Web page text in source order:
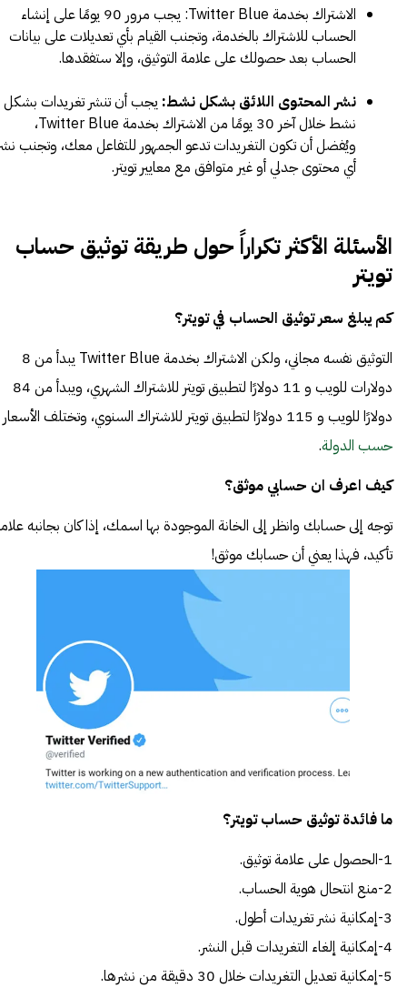
الاشتراك بخدمة Twitter Blue: يجب مرور 90 يومًا على إنشاء
الحساب للاشتراك بالخدمة، وتجنب القيام بأي تعديلات على بيانات
الحساب بعد حصولك على علامة التوثيق، وإلا ستفقدها.
نشر المحتوى اللائق بشكل نشط: يجب أن تنشر تغريدات بشكل
نشط خلال آخر 30 يومًا من الاشتراك بخدمة Twitter Blue،
ويُفضل أن تكون التغريدات تدعو الجمهور للتفاعل معك، وتجنب
أي محتوى جدلي أو غير متوافق مع معايير تويتر.
الأسئلة الأكثر تكراراً حول طريقة توثيق حساب
تويتر
كم يبلغ سعر توثيق الحساب في تويتر؟
التوثيق نفسه مجاني، ولكن الاشتراك بخدمة Twitter Blue يبدأ من 8
دولارات للويب و 11 دولارًا لتطبيق تويتر للاشتراك الشهري، ويبدأ من 84
دولارًا للويب و 115 دولارًا لتطبيق تويتر للاشتراك السنوي، وتختلف الأسعار
حسب الدولة.
كيف اعرف ان حسابي موثق؟
توجه إلى حسابك وانظر إلى الخانة الموجودة بها اسمك، إذا كان بجانبه
تأكيد، فهذا يعني أن حسابك موثق!
ما فائدة توثيق حساب تويتر؟
1-الحصول على علامة توثيق.
2-منع انتحال هوية الحساب.
3-إمكانية نشر تغريدات أطول.
4-إمكانية إلغاء التغريدات قبل النشر.
5-إمكانية تعديل التغريدات خلال 30 دقيقة من نشرها.